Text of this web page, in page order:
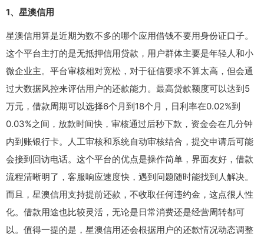
1、星澳信用
星澳信用算是近期为数不多的哪个应用借钱不要用身份证口子。
这个平台主打的是无抵押信用贷款，用户群体主要是年轻人和小
微企业主。平台审核相对宽松，对于征信要求不算太高，但会通
过大数据风控来评估用户的还款能力。最高贷款额度可以达到5
万元，借款周期可以选择6个月到18个月，日利率在0.02%到
0.03%之间，放款时间快，审核通过后秒下款，资金会在几分钟
内到账银行卡。人工审核和系统自动审核结合，提交申请后可能
会接到回访电话。这个平台的优点是操作简单，界面友好，借款
流程清晰明了，客服响应速度快，遇到问题随时能找到人解决。
而且，星澳信用支持提前还款，不收取任何违约金，这点很人性
化。借款用途也比较灵活，无论是日常消费还是经营周转都可
以。值得一提的是，星澳信用还会根据用户的还款情况动态调整